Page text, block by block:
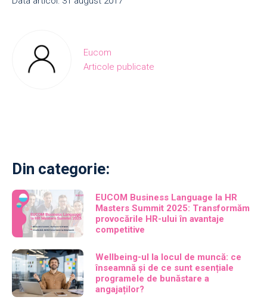
Eucom
Articole publicate
Din categorie:
EUCOM Business Language la HR
Masters Summit 2025: Transformăm
provocările HR-ului în avantaje
competitive
Wellbeing-ul la locul de muncă: ce
înseamnă și de ce sunt esențiale
programele de bunăstare a
angajaților?